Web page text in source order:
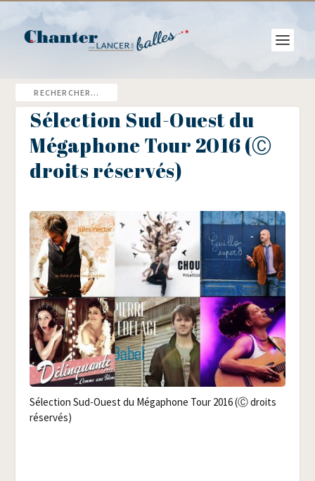
Sélection Sud-Ouest du
Mégaphone Tour 2016 (Ⓒ
droits réservés)
Sélec­tion Sud-Ouest du Méga­phone Tour 2016 (Ⓒ droits
réservés)